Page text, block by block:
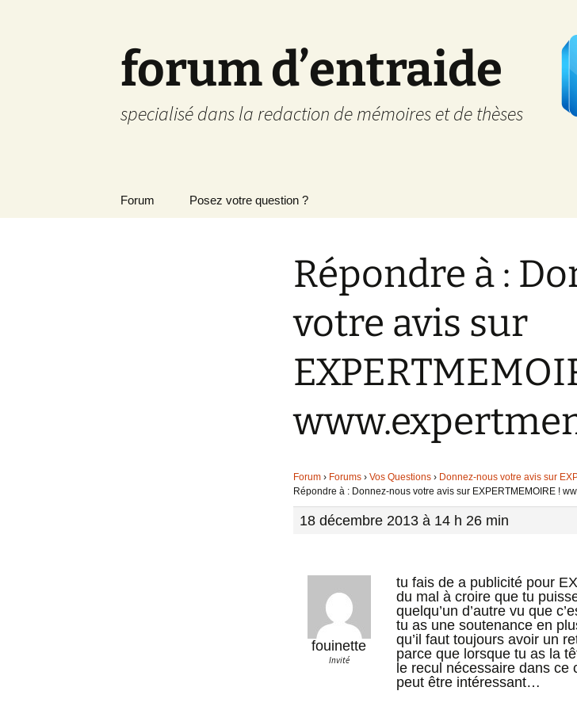
forum d’entraide
specialisé dans la redaction de mémoires et de thèses
Forum Posez votre question ?
Répondre à :
votre avis sur
Forum › Forums › Vos Questions › Donnez-nous votre avis sur
Répondre à : Donnez-nous votre avis sur EXPERTMEMOIRE !
18 décembre 2013 à 14 h 26 min
fouinette
Invité
tu fais de a publicité pour
du mal à croire que tu
quelqu’un d’autre vu que
tu as une soutenance en
qu’il faut toujours avoir un
parce que lorsque tu as la
le recul nécessaire dans ce
peut être intéressant…